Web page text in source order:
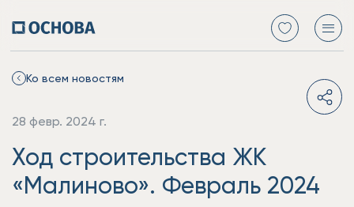
Ко всем новостям
28 февр. 2024 г.
Ход строительства ЖК
«Малиново». Февраль 2024